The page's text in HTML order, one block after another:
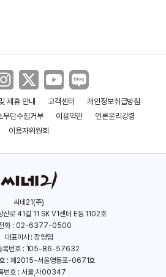
제휴 안내 고객센터
개인정보취급방침
무단수집거부 이용약관
언론윤리강령
이용자위원회
씨네21(주)
산로 41길 11 SK V1센터 E동 1102호
전화 : 02-6377-0500
대표이사 : 장영엽
록번호 : 105-86-57632
호 : 제2015-서울영등포-0671호
번호 : 서울,자00347